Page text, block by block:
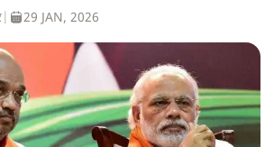
29 JAN, 2026